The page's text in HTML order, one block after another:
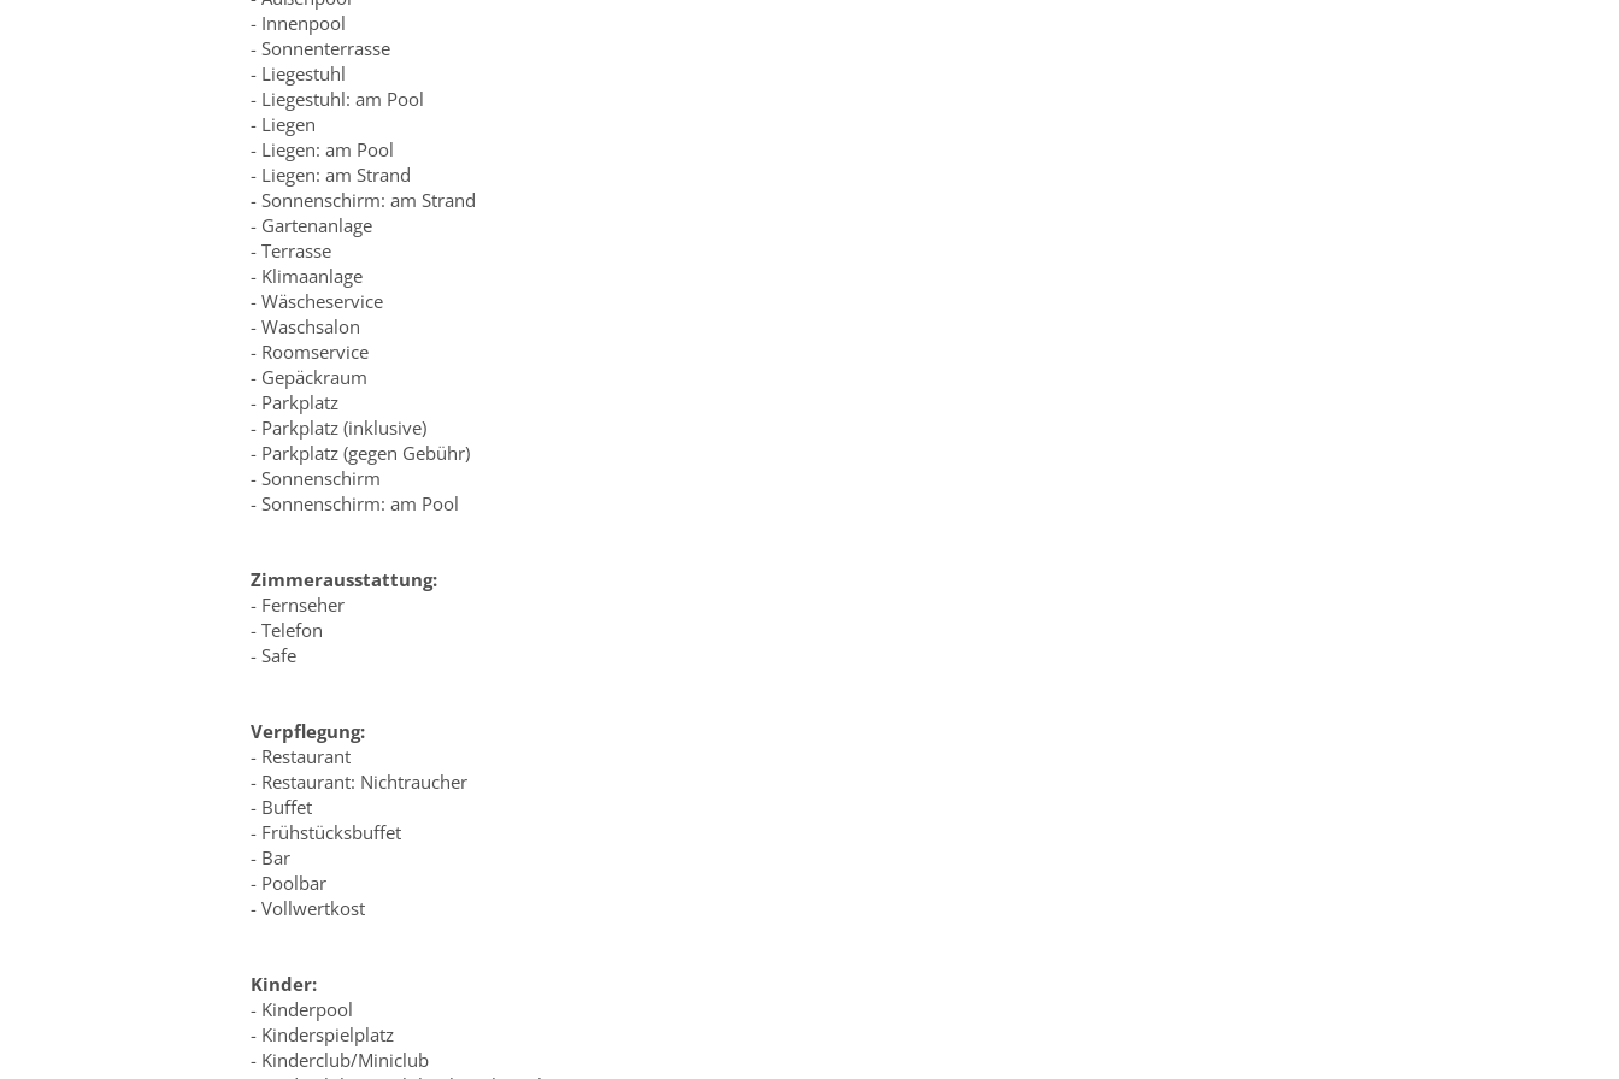
- Innenpool
- Sonnenterrasse
- Liegestuhl
- Liegestuhl: am Pool
- Liegen
- Liegen: am Pool
- Liegen: am Strand
- Sonnenschirm: am Strand
- Gartenanlage
- Terrasse
- Klimaanlage
- Wäscheservice
- Waschsalon
- Roomservice
- Gepäckraum
- Parkplatz
- Parkplatz (inklusive)
- Parkplatz (gegen Gebühr)
- Sonnenschirm
- Sonnenschirm: am Pool
Zimmerausstattung:
- Fernseher
- Telefon
- Safe
Verpflegung:
- Restaurant
- Restaurant: Nichtraucher
- Buffet
- Frühstücksbuffet
- Bar
- Poolbar
- Vollwertkost
Kinder:
- Kinderpool
- Kinderspielplatz
- Kinderclub/Miniclub